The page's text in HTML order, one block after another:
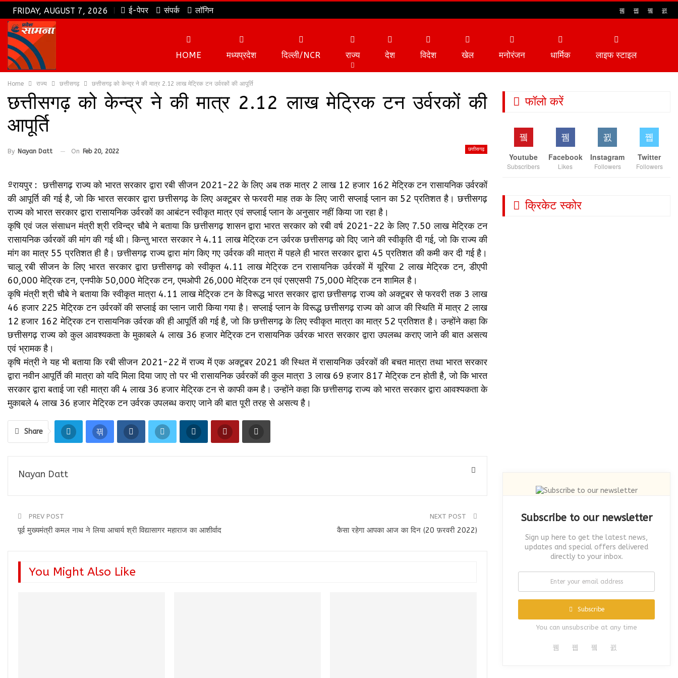
FRIDAY, AUGUST 7, 2026 ई-पेपर संपर्क लॉगिन
HOME मध्यप्रदेश दिल्ली/NCR राज्य देश विदेश खेल मनोरंजन धार्मिक लाइफ स्टाइल
व्यापार टेक्नोलॉजी
Home राज्य छत्तीसगढ़ छत्तीसगढ़ को केन्द्र ने की मात्र 2.12 लाख मेट्रिक टन उर्वरकों की आपूर्ति
छत्तीसगढ़ को केन्द्र ने की मात्र 2.12 लाख मेट्रिक टन उर्वरकों की
आपूर्ति
छत्तीसगढ़
By Nayan Datt On Feb 20, 2022
ªरायपुर : छत्तीसगढ़ राज्य को भारत सरकार द्वारा रबी सीजन 2021-22 के लिए अब तक मात्र 2 लाख 12 हजार 162 मेट्रिक टन रासायनिक उर्वरकों
की आपूर्ति की गई है, जो कि भारत सरकार द्वारा छत्तीसगढ़ के लिए अक्टूबर से फरवरी माह तक के लिए जारी सप्लाई प्लान का 52 प्रतिशत है। छत्तीसगढ़
राज्य को भारत सरकार द्वारा रासायनिक उर्वरकों का आबंटन स्वीकृत मात्र एवं सप्लाई प्लान के अनुसार नहीं किया जा रहा है।
कृषि एवं जल संसाधन मंत्री श्री रविन्द्र चौबे ने बताया कि छत्तीसगढ़ शासन द्वारा भारत सरकार को रबी वर्ष 2021-22 के लिए 7.50 लाख मेट्रिक टन
रासायनिक उर्वरकों की मांग की गई थी। किन्तु भारत सरकार ने 4.11 लाख मेट्रिक टन उर्वरक छत्तीसगढ़ को दिए जाने की स्वीकृति दी गई, जो कि राज्य की
मांग का मात्र 55 प्रतिशत ही है। छत्तीसगढ़ राज्य द्वारा मांग किए गए उर्वरक की मात्रा में पहले ही भारत सरकार द्वारा 45 प्रतिशत की कमी कर दी गई है।
चालू रबी सीजन के लिए भारत सरकार द्वारा छत्तीसगढ़ को स्वीकृत 4.11 लाख मेट्रिक टन रासायनिक उर्वरकों में यूरिया 2 लाख मेट्रिक टन, डीएपी
60,000 मेट्रिक टन, एनपीके 50,000 मेट्रिक टन, एमओपी 26,000 मेट्रिक टन एवं एसएसपी 75,000 मेट्रिक टन शामिल है।
कृषि मंत्री श्री चौबे ने बताया कि स्वीकृत मात्रा 4.11 लाख मेट्रिक टन के विरूद्ध भारत सरकार द्वारा छत्तीसगढ़ राज्य को अक्टूबर से फरवरी तक 3 लाख
46 हजार 225 मेट्रिक टन उर्वरकों की सप्लाई का प्लान जारी किया गया है। सप्लाई प्लान के विरूद्ध छत्तीसगढ़ राज्य को आज की स्थिति में मात्र 2 लाख
12 हजार 162 मेट्रिक टन रासायनिक उर्वरक की ही आपूर्ति की गई है, जो कि छत्तीसगढ़ के लिए स्वीकृत मात्रा का मात्र 52 प्रतिशत है। उन्होंने कहा कि
छत्तीसगढ़ राज्य को कुल आवश्यकता के मुकाबले 4 लाख 36 हजार मेट्रिक टन रासायनिक उर्वरक भारत सरकार द्वारा उपलब्ध कराए जाने की बात असत्य
एवं भ्रामक है।
कृषि मंत्री ने यह भी बताया कि रबी सीजन 2021-22 में राज्य में एक अक्टूबर 2021 की स्थित में रासायनिक उर्वरकों की बचत मात्रा तथा भारत सरकार
द्वारा नवीन आपूर्ति की मात्रा को यदि मिला दिया जाए तो पर भी रासायनिक उर्वरकों की कुल मात्रा 3 लाख 69 हजार 817 मेट्रिक टन होती है, जो कि भारत
सरकार द्वारा बताई जा रही मात्रा की 4 लाख 36 हजार मेट्रिक टन से काफी कम है। उन्होंने कहा कि छत्तीसगढ़ राज्य को भारत सरकार द्वारा आवश्यकता के
मुकाबले 4 लाख 36 हजार मेट्रिक टन उर्वरक उपलब्ध कराए जाने की बात पूरी तरह से असत्य है।
Share
Nayan Datt
PREV POST
पूर्व मुख्यमंत्री कमल नाथ ने लिया आचार्य श्री विद्यासागर महाराज का आशीर्वाद
NEXT POST
कैसा रहेगा आपका आज का दिन (20 फ़रवरी 2022)
You Might Also Like
फॉलो करें
Youtube
Subscribers
Facebook
Likes
Instagram
Followers
Twitter
Followers
क्रिकेट स्कोर
Subscribe to our newsletter
Sign up here to get the latest news,
updates and special offers delivered
directly to your inbox.
Subscribe
You can unsubscribe at any time